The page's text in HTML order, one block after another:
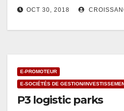
OCT 30, 2018
E-PROMOTEUR
E-SOCIÉTÉS DE GESTION/
P3 logistic parks